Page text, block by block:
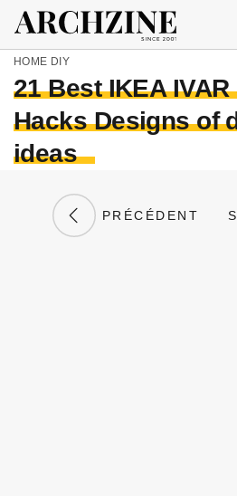
HOME DIY
21 Best IKEA
Hacks Designs of
ideas
PRÉCÉDENT